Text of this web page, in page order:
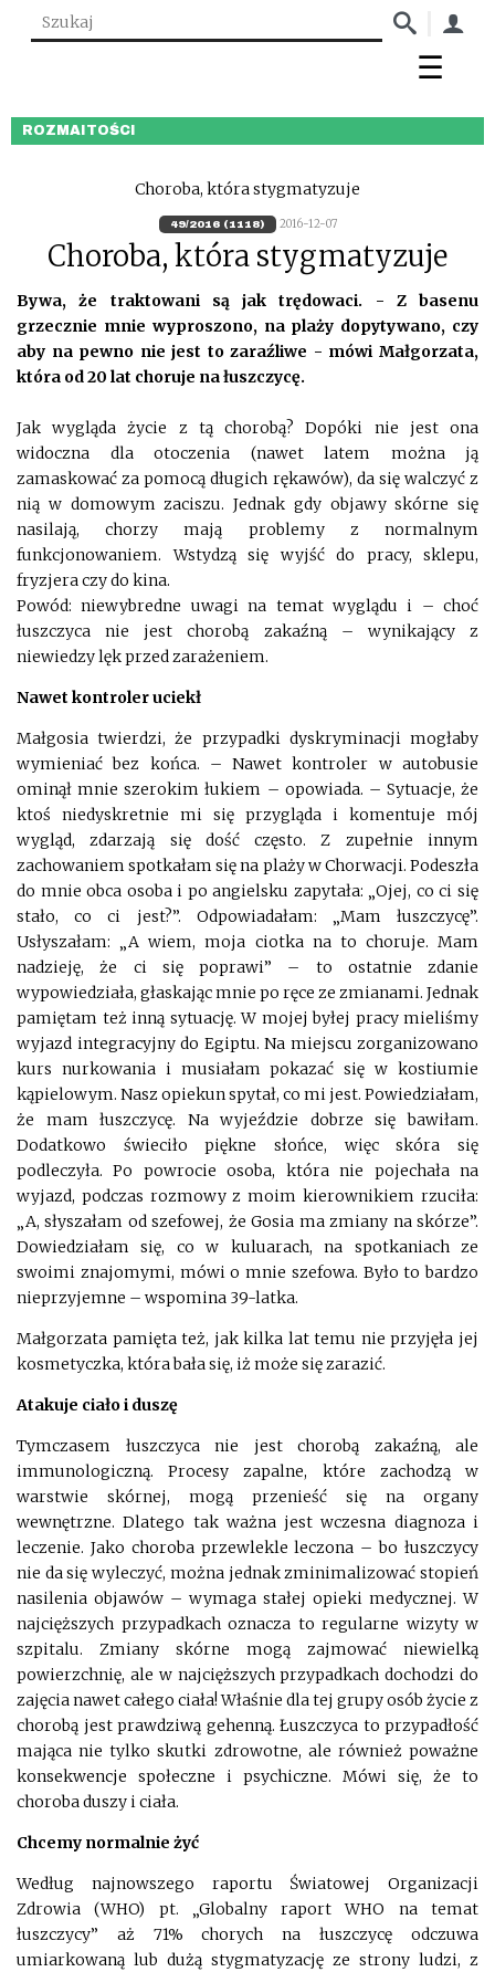
ROZMAITOŚCI
Choroba, która stygmatyzuje
49/2016 (1118) 2016-12-07
Choroba, która stygmatyzuje
Bywa, że traktowani są jak trędowaci. - Z basenu
grzecznie mnie wyproszono, na plaży dopytywano, czy
aby na pewno nie jest to zaraźliwe - mówi Małgorzata,
która od 20 lat choruje na łuszczycę.
Jak wygląda życie z tą chorobą? Dopóki nie jest ona
widoczna dla otoczenia (nawet latem można ją
zamaskować za pomocą długich rękawów), da się walczyć z
nią w domowym zaciszu. Jednak gdy objawy skórne się
nasilają, chorzy mają problemy z normalnym
funkcjonowaniem. Wstydzą się wyjść do pracy, sklepu,
fryzjera czy do kina.
Powód: niewybredne uwagi na temat wyglądu i – choć
łuszczyca nie jest chorobą zakaźną – wynikający z
niewiedzy lęk przed zarażeniem.
Nawet kontroler uciekł
Małgosia twierdzi, że przypadki dyskryminacji mogłaby
wymieniać bez końca. – Nawet kontroler w autobusie
ominął mnie szerokim łukiem – opowiada. – Sytuacje, że
ktoś niedyskretnie mi się przygląda i komentuje mój
wygląd, zdarzają się dość często. Z zupełnie innym
zachowaniem spotkałam się na plaży w Chorwacji. Podeszła
do mnie obca osoba i po angielsku zapytała: „Ojej, co ci się
stało, co ci jest?”. Odpowiadałam: „Mam łuszczycę”.
Usłyszałam: „A wiem, moja ciotka na to choruje. Mam
nadzieję, że ci się poprawi” – to ostatnie zdanie
wypowiedziała, głaskając mnie po ręce ze zmianami. Jednak
pamiętam też inną sytuację. W mojej byłej pracy mieliśmy
wyjazd integracyjny do Egiptu. Na miejscu zorganizowano
kurs nurkowania i musiałam pokazać się w kostiumie
kąpielowym. Nasz opiekun spytał, co mi jest. Powiedziałam,
że mam łuszczycę. Na wyjeździe dobrze się bawiłam.
Dodatkowo świeciło piękne słońce, więc skóra się
podleczyła. Po powrocie osoba, która nie pojechała na
wyjazd, podczas rozmowy z moim kierownikiem rzuciła:
„A, słyszałam od szefowej, że Gosia ma zmiany na skórze”.
Dowiedziałam się, co w kuluarach, na spotkaniach ze
swoimi znajomymi, mówi o mnie szefowa. Było to bardzo
nieprzyjemne – wspomina 39-latka.
Małgorzata pamięta też, jak kilka lat temu nie przyjęła jej
kosmetyczka, która bała się, iż może się zarazić.
Atakuje ciało i duszę
Tymczasem łuszczyca nie jest chorobą zakaźną, ale
immunologiczną. Procesy zapalne, które zachodzą w
warstwie skórnej, mogą przenieść się na organy
wewnętrzne. Dlatego tak ważna jest wczesna diagnoza i
leczenie. Jako choroba przewlekle leczona – bo łuszczycy
nie da się wyleczyć, można jednak zminimalizować stopień
nasilenia objawów – wymaga stałej opieki medycznej. W
najcięższych przypadkach oznacza to regularne wizyty w
szpitalu. Zmiany skórne mogą zajmować niewielką
powierzchnię, ale w najcięższych przypadkach dochodzi do
zajęcia nawet całego ciała! Właśnie dla tej grupy osób życie z
chorobą jest prawdziwą gehenną. Łuszczyca to przypadłość
mająca nie tylko skutki zdrowotne, ale również poważne
konsekwencje społeczne i psychiczne. Mówi się, że to
choroba duszy i ciała.
Chcemy normalnie żyć
Według najnowszego raportu Światowej Organizacji
Zdrowia (WHO) pt. „Globalny raport WHO na temat
łuszczycy” aż 71% chorych na łuszczycę odczuwa
umiarkowaną lub dużą stygmatyzację ze strony ludzi, z